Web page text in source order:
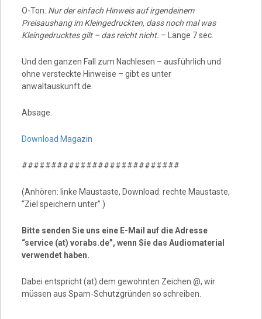
O-Ton: Nur der einfach Hinweis auf irgendeinem
Preisaushang im Kleingedruckten, dass noch mal was
Kleingedrucktes gilt – das reicht nicht. – Länge 7 sec.
Und den ganzen Fall zum Nachlesen – ausführlich und
ohne versteckte Hinweise – gibt es unter
anwaltauskunft.de.
Absage.
Download Magazin
###########################
(Anhören: linke Maustaste, Download: rechte Maustaste,
“Ziel speichern unter” )
Bitte senden Sie uns eine E-Mail auf die Adresse
“service (at) vorabs.de”, wenn Sie das Audiomaterial
verwendet haben.
Dabei entspricht (at) dem gewohnten Zeichen @, wir
müssen aus Spam-Schutzgründen so schreiben.